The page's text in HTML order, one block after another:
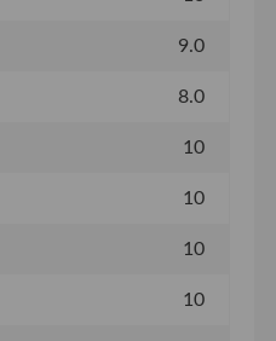
9.0
8.0
10
10
10
10